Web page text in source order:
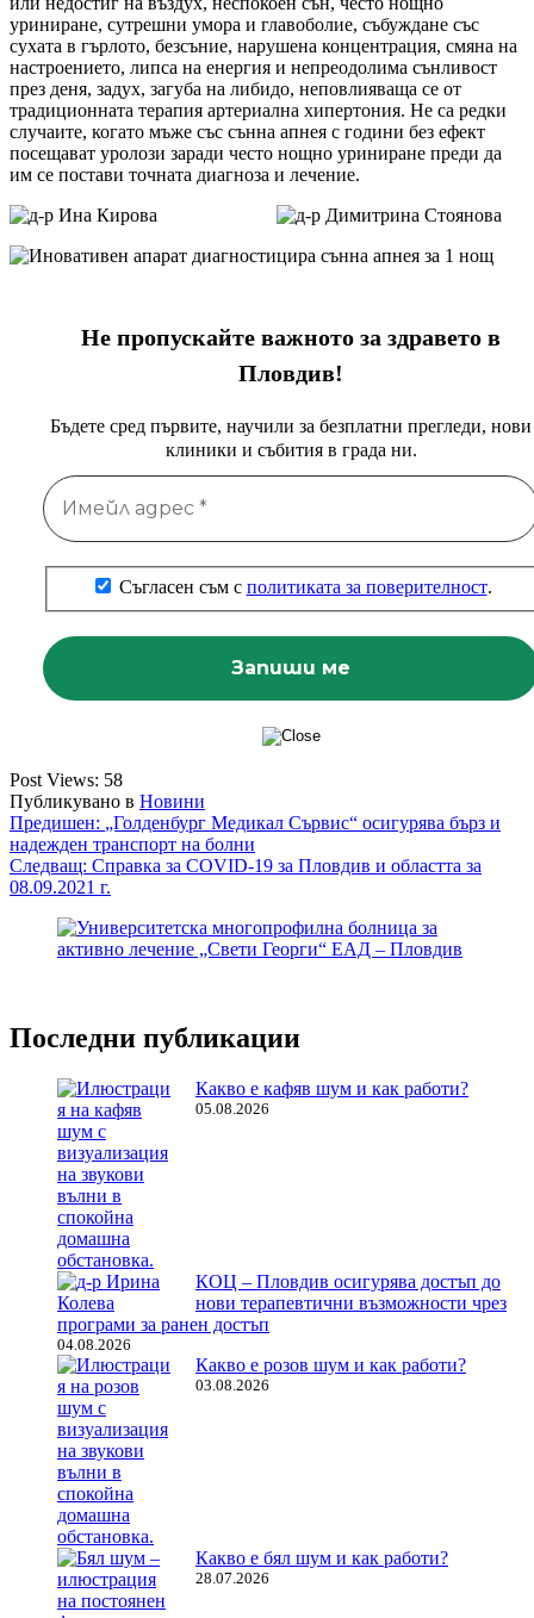
уриниране, сутрешни умора и главоболие, събуждане със
сухата в гърлото, безсъние, нарушена концентрация, смяна на
настроението, липса на енергия и непреодолима сънливост
през деня, задух, загуба на либидо, неповлияваща се от
традиционната терапия артериална хипертония. Не са редки
случаите, когато мъже със сънна апнея с години без ефект
посещават уролози заради често нощно уриниране преди да
им се постави точната диагноза и лечение.
Не пропускайте важното за здравето в
Пловдив!
Бъдете сред първите, научили за безплатни прегледи, нови
клиники и събития в града ни.
Съгласен съм с политиката за поверителност.
Post Views: 58
Публикувано в Новини
Навигация
Предишен: „Голденбург Медикал Сървис“ осигурява бърз и
надежден транспорт на болни
Следващ: Справка за COVID-19 за Пловдив и областта за
08.09.2021 г.
Последни публикации
Какво е кафяв шум и как работи?
05.08.2026
КОЦ – Пловдив осигурява достъп до
нови терапевтични възможности чрез
програми за ранен достъп
04.08.2026
Какво е розов шум и как работи?
03.08.2026
Какво е бял шум и как работи?
28.07.2026